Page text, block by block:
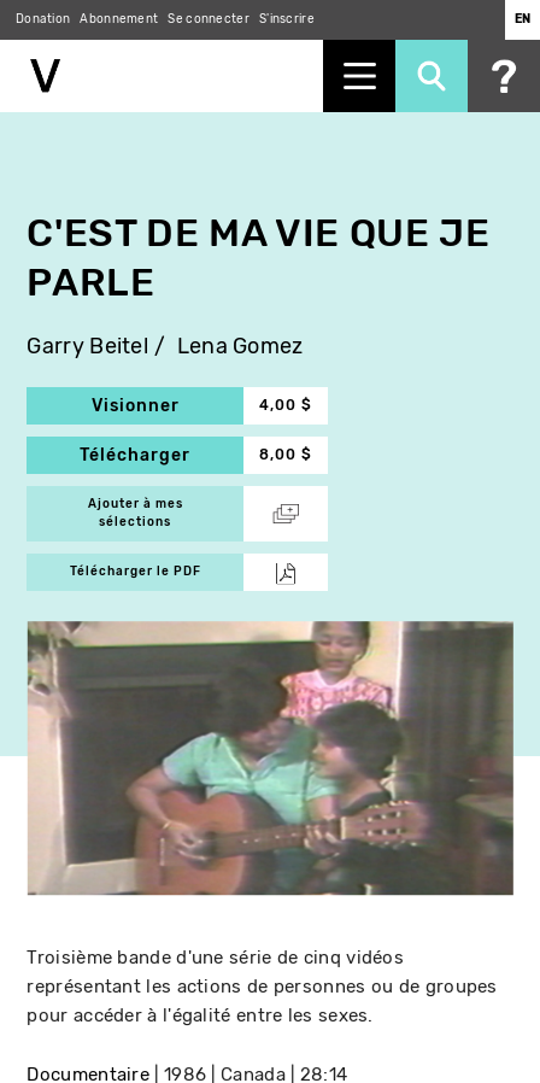
Donation Abonnement Se connecter S'inscrire EN
C'EST DE MA VIE QUE JE
PARLE
Garry Beitel Lena Gomez
Visionner 4,00 $
Télécharger 8,00 $
Ajouter à mes
sélections
Télécharger le PDF
Troisième bande d'une série de cinq vidéos
représentant les actions de personnes ou de groupes
pour accéder à l'égalité entre les sexes.
Documentaire 1986 Canada 28:14